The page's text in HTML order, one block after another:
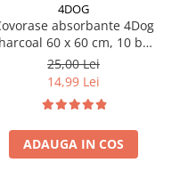
4DOG
absorbante 4Dog
60 x 60 cm, 10 buc
/ pachet
25,00 Lei
14,99 Lei
ADAUGA IN COS